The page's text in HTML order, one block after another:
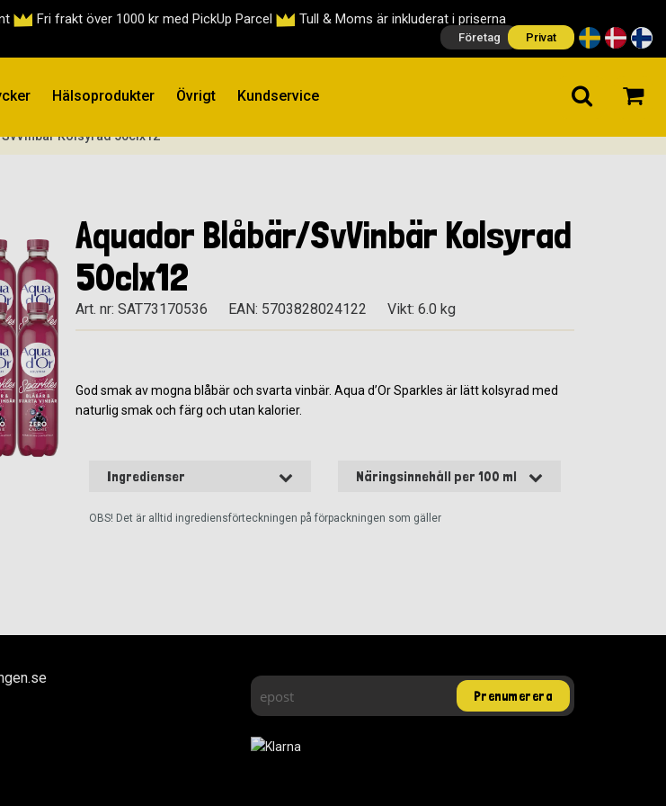
Fri frakt över 1000 kr med PickUp Parcel Tull & Moms är inkluderat i priserna
Företag Privat
Hälsoprodukter Övrigt Kundservice
Kolsyrad 50clx12
Aquador Blåbär/SvVinbär Kolsyrad
50clx12
Art. nr: SAT73170536 EAN: 5703828024122 Vikt: 6.0 kg
God smak av mogna blåbär och svarta vinbär. Aqua d’Or Sparkles är lätt kolsyrad med
naturlig smak och färg och utan kalorier.
Ingredienser Näringsinnehåll per 100 ml
OBS! Det är alltid ingrediensförteckningen på förpackningen som gäller